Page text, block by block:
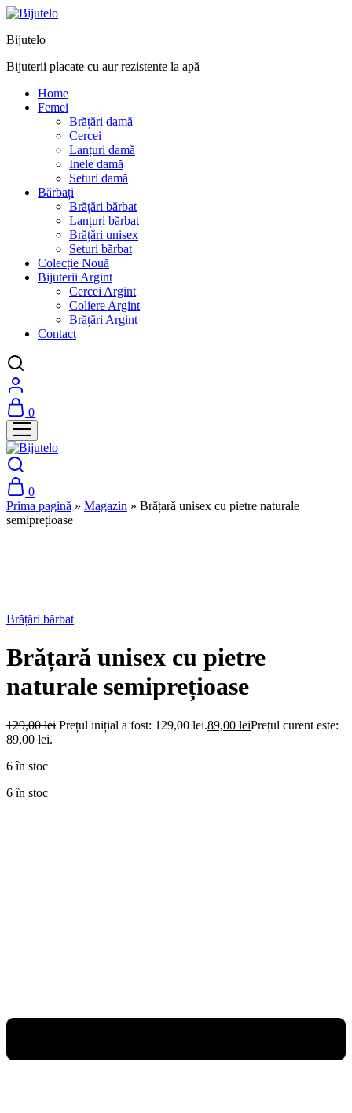
Bijutelo
Bijuterii placate cu aur rezistente la apă
Home
Femei
Brățări damă
Cercei
Lanțuri damă
Inele damă
Seturi damă
Bărbați
Brățări bărbat
Lanțuri bărbat
Brățări unisex
Seturi bărbat
Colecție Nouă
Bijuterii Argint
Cercei Argint
Coliere Argint
Brățări Argint
Contact
0
0
Prima pagină » Magazin » Brățară unisex cu pietre naturale
semiprețioase
Brățări bărbat
Brățară unisex cu pietre
naturale semiprețioase
129,00lei Prețul inițial a fost: 129,00 lei.89,00 leiPrețul curent este:
89,00 lei.
6 în stoc
6 în stoc